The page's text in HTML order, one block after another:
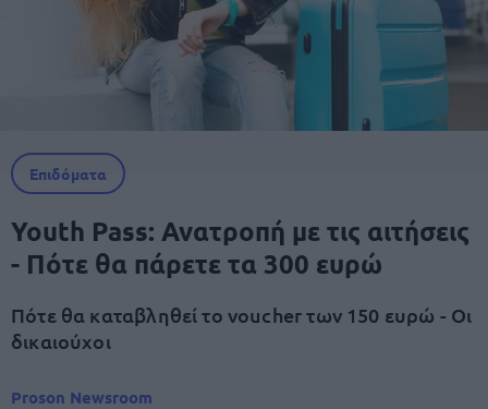
Επιδόματα
Youth Pass: Ανατροπή με τις αιτήσεις
- Πότε θα πάρετε τα 300 ευρώ
Πότε θα καταβληθεί το voucher των 150 ευρώ - Οι
δικαιούχοι
Proson Newsroom